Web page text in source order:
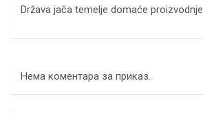
Država jača temelje domaće proizvodnje
Нема коментара за приказ.